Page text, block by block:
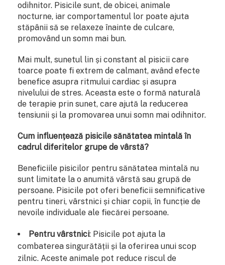
odihnitor. Pisicile sunt, de obicei, animale
nocturne, iar comportamentul lor poate ajuta
stăpânii să se relaxeze înainte de culcare,
promovând un somn mai bun.
Mai mult, sunetul lin și constant al pisicii care
toarce poate fi extrem de calmant, având efecte
benefice asupra ritmului cardiac și asupra
nivelului de stres. Aceasta este o formă naturală
de terapie prin sunet, care ajută la reducerea
tensiunii și la promovarea unui somn mai odihnitor.
Cum influențează pisicile sănătatea mintală în
cadrul diferitelor grupe de vârstă?
Beneficiile pisicilor pentru sănătatea mintală nu
sunt limitate la o anumită vârstă sau grupă de
persoane. Pisicile pot oferi beneficii semnificative
pentru tineri, vârstnici și chiar copii, în funcție de
nevoile individuale ale fiecărei persoane.
Pentru vârstnici: Pisicile pot ajuta la
combaterea singurătății și la oferirea unui scop
zilnic. Aceste animale pot reduce riscul de